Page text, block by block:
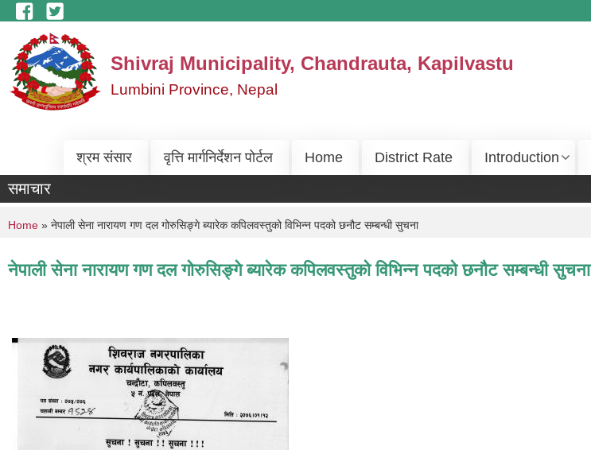
Skip to main content
Shivraj Municipality, Chandrauta, Kapilvastu
Lumbini Province, Nepal
श्रम संसार वृत्ति मार्गनिर्देशन पोर्टल Home District Rate Introduction
समाचार
You are here
Home » नेपाली सेना नारायण गण दल गोरुसिङ्गे ब्यारेक कपिलवस्तुको विभिन्न पदको छनौट सम्बन्धी सुचना
नेपाली सेना नारायण गण दल गोरुसिङ्गे ब्यारेक कपिलवस्तुको विभिन्न पदको छनौट सम्बन्धी सुचना